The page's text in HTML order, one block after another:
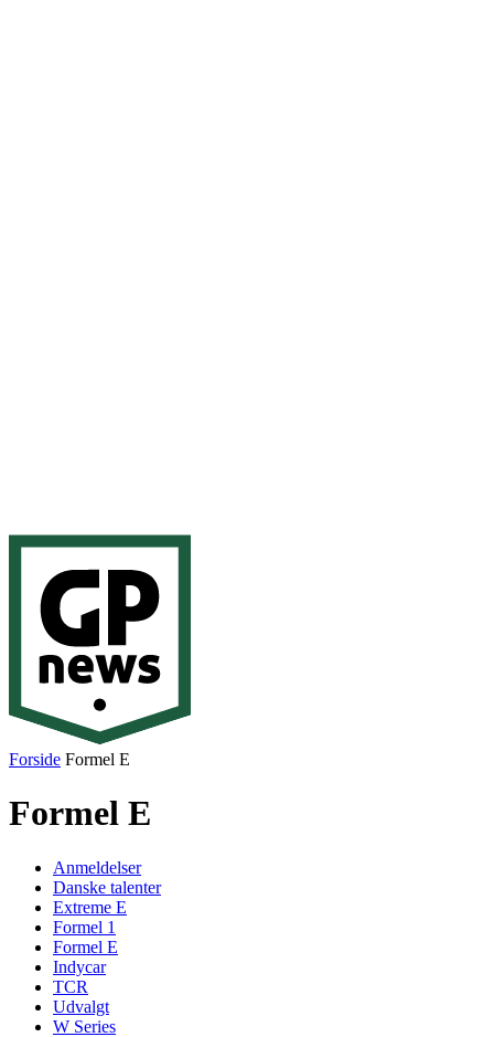
Forside Formel E
Formel E
Anmeldelser
Danske talenter
Extreme E
Formel 1
Formel E
Indycar
TCR
Udvalgt
W Series